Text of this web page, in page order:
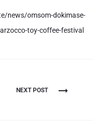
news/omsom-dokimase-
toy-coffee-festival
NEXT POST